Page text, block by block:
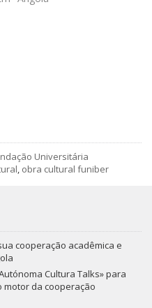
Universitária
, obra cultural funiber
cooperação acadêmica e
Cultura Talks» para
motor da cooperação